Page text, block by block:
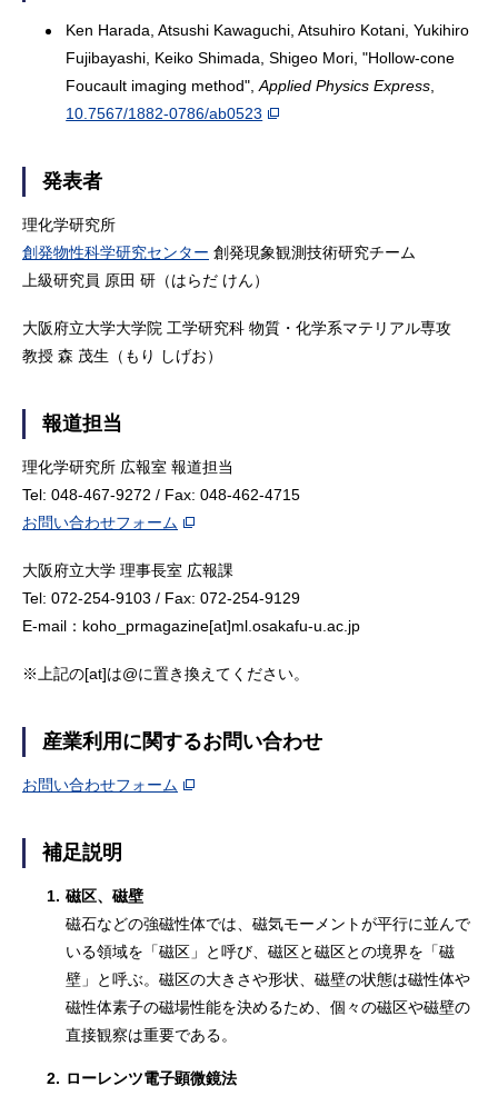
Ken Harada, Atsushi Kawaguchi, Atsuhiro Kotani, Yukihiro
Fujibayashi, Keiko Shimada, Shigeo Mori, "Hollow-cone
Foucault imaging method",Applied Physics Express
10.7567/1882-0786/ab0523
発表者
理化学研究所
創発物性科学研究センター 創発現象観測技術研究チーム
上級研究員 原田 研（はらだ けん）
大阪府立大学大学院 工学研究科 物質・化学系マテリアル専攻
教授 森 茂生（もり しげお）
報道担当
理化学研究所 広報室 報道担当
Tel: 048-467-9272 / Fax: 048-462-4715
お問い合わせフォーム
大阪府立大学 理事長室 広報課
Tel: 072-254-9103 / Fax: 072-254-9129
E-mail：koho_prmagazine[at]ml.osakafu-u.ac.jp
※上記の[at]は@に置き換えてください。
産業利用に関するお問い合わせ
お問い合わせフォーム
補足説明
1. 磁区、磁壁
磁石などの強磁性体では、磁気モーメントが平行に並んで
いる領域を「磁区」と呼び、磁区と磁区との境界を「磁
壁」と呼ぶ。磁区の大きさや形状、磁壁の状態は磁性体や
磁性体素子の磁場性能を決めるため、個々の磁区や磁壁の
直接観察は重要である。
2. ローレンツ電子顕微鏡法